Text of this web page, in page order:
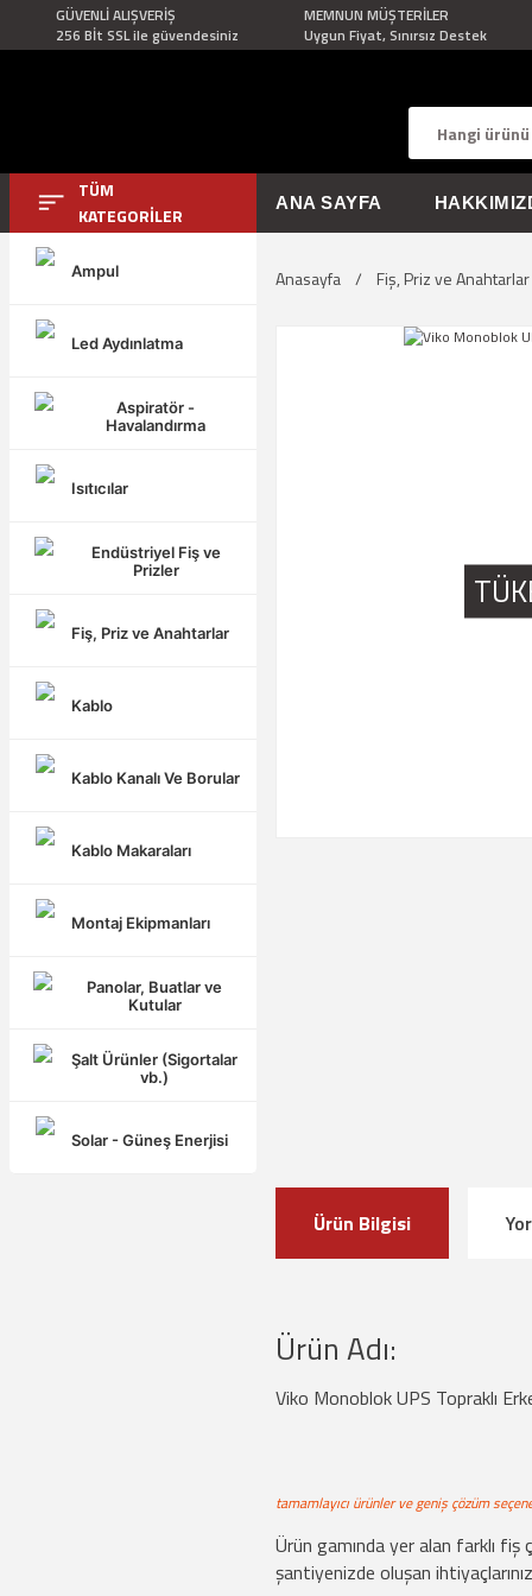
GÜVENLİ ALIŞVERİŞ
256 Bİt SSL ile güvendesiniz
MEMNUN MÜŞTERİLER
Uygun Fiyat, Sınırsız Destek
TÜM
KATEGORİLER
Ampul
Led Aydınlatma
Aspiratör -
Havalandırma
Isıtıcılar
Endüstriyel Fiş ve
Prizler
Fiş, Priz ve Anahtarlar
Kablo
Kablo Kanalı Ve Borular
Kablo Makaraları
Montaj Ekipmanları
Panolar, Buatlar ve
Kutular
Şalt Ürünler (Sigortalar
vb.)
Solar - Güneş Enerjisi
ANA SAYFA
Anasayfa Fiş, Priz ve Anahtarlar
Ürün Bilgisi
Ürün Adı:
Viko Monoblok UPS Topraklı
tamamlayıcı ürünler ve geniş çözüm
Ürün gamında yer alan farklı
şantiyenizde oluşan